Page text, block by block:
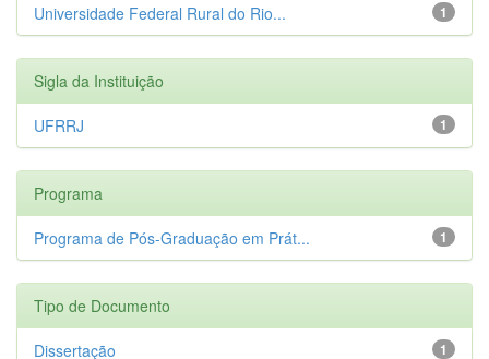
1
Universidade Federal Rural do Rio...
Sigla da Instituição
1
UFRRJ
Programa
1
Programa de Pós-Graduação em Prát...
Tipo de Documento
1
Dissertação